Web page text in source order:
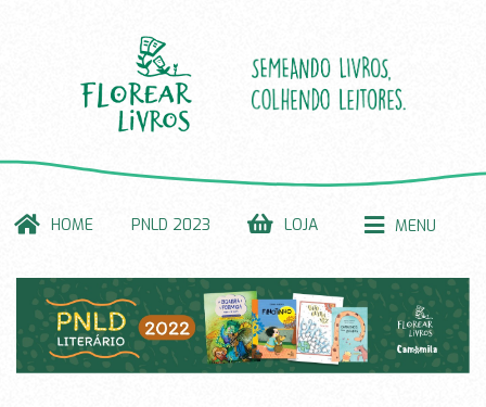
HOME PNLD 2023 LOJA MENU